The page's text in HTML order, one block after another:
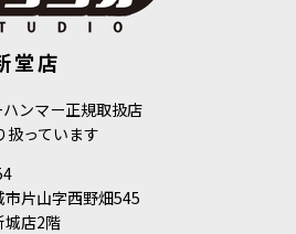
ハンマー40,000」スペースマリー
ュア5体。ボックスセット『スペース
部隊アガストゥス』に収録されて
アが…
ー・スカッド
堂店
ンマー正規取扱店
っています
市片山字西野畑545
城店2階